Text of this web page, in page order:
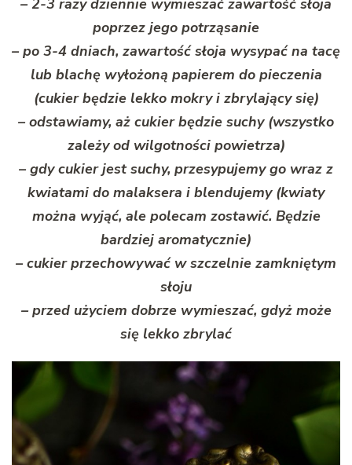
– 2-3 razy dziennie wymieszać zawartość słoja
poprzez jego potrząsanie
– po 3-4 dniach, zawartość słoja wysypać na tacę
lub blachę wyłożoną papierem do pieczenia
(cukier będzie lekko mokry i zbrylający się)
– odstawiamy, aż cukier będzie suchy (wszystko
zależy od wilgotności powietrza)
– gdy cukier jest suchy, przesypujemy go wraz z
kwiatami do malaksera i blendujemy (kwiaty
można wyjąć, ale polecam zostawić. Będzie
bardziej aromatycznie)
– cukier przechowywać w szczelnie zamkniętym
słoju
– przed użyciem dobrze wymieszać, gdyż może
się lekko zbrylać